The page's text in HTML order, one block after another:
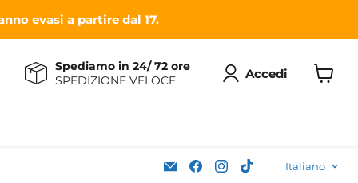
evasi a partire dal 17.
Spediamo in 24/ 72 ore
SPEDIZIONE VELOCE
Accedi
Email
Soleplastic
Trovaci
su
Trovaci
su
TrovaciItaliano